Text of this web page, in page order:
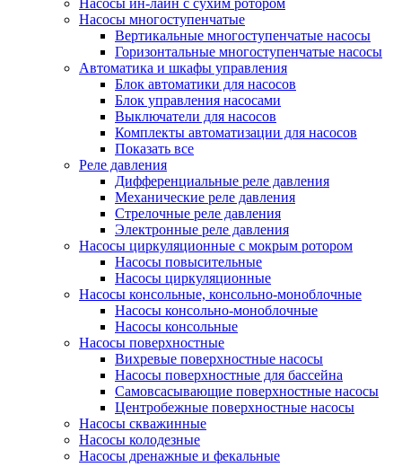
Насосы ин-лайн с сухим ротором
Насосы многоступенчатые
Вертикальные многоступенчатые насосы
Горизонтальные многоступенчатые насосы
Автоматика и шкафы управления
Блок автоматики для насосов
Блок управления насосами
Выключатели для насосов
Комплекты автоматизации для насосов
Показать все
Реле давления
Дифференциальные реле давления
Механические реле давления
Стрелочные реле давления
Электронные реле давления
Насосы циркуляционные с мокрым ротором
Насосы повысительные
Насосы циркуляционные
Насосы консольные, консольно-моноблочные
Насосы консольно-моноблочные
Насосы консольные
Насосы поверхностные
Вихревые поверхностные насосы
Насосы поверхностные для бассейна
Самовсасывающие поверхностные насосы
Центробежные поверхностные насосы
Насосы скважинные
Насосы колодезные
Насосы дренажные и фекальные